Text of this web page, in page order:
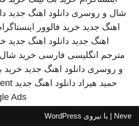
شال و روسری دانلود اهنگ جدید
اهنگ جدید خرید فالوور
اهنگ جدید دانلود اهنگ جدید
مترجم انگلیسی فارسی خرید
و روسری دانلود اهنگ جدید خرید
حمید هیراد دانلود اهنگ جدید
Ads
Neve | با نیروی WordPress